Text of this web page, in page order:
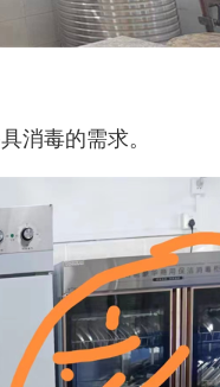
毒的需求。